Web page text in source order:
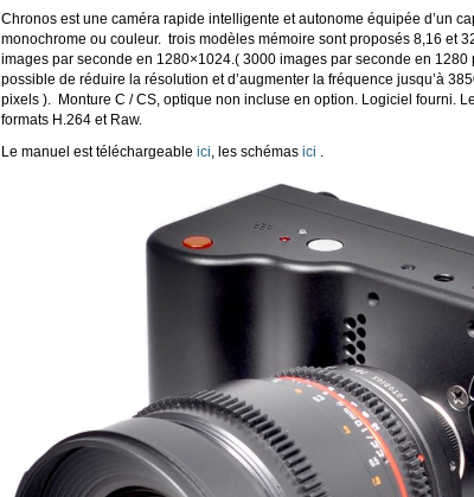
Chronos est une caméra rapide intelligente et autonome équipée d’un
monochrome ou couleur. trois modèles mémoire sont proposés 8,16 et
images par seconde en 1280×1024.( 3000 images par seconde en
possible de réduire la résolution et d’augmenter la fréquence jusqu’à
pixels ). Monture C / CS, optique non incluse en option. Logiciel fourni.
formats H.264 et Raw.
Le manuel est téléchargeable ici, les schémas ici .